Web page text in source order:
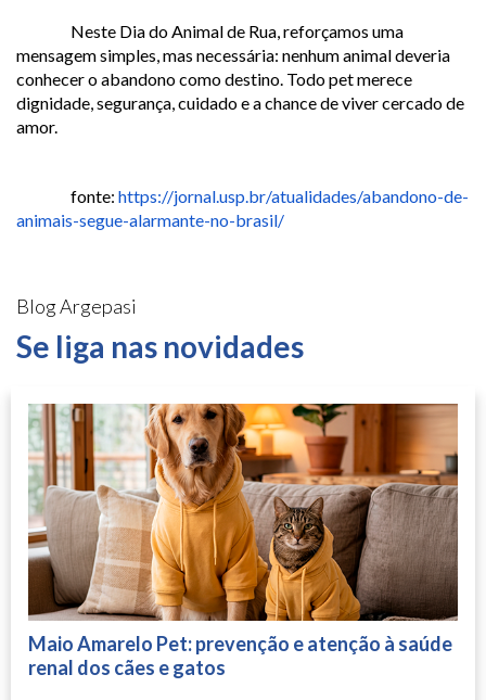
Neste Dia do Animal de Rua, reforçamos uma
mensagem simples, mas necessária: nenhum animal deveria
conhecer o abandono como destino. Todo pet merece
dignidade, segurança, cuidado e a chance de viver cercado de
amor.
fonte: https://jornal.usp.br/atualidades/abandono-de-
animais-segue-alarmante-no-brasil/
Blog Argepasi
Se liga nas novidades
Maio Amarelo Pet: prevenção e atenção à saúde
renal dos cães e gatos